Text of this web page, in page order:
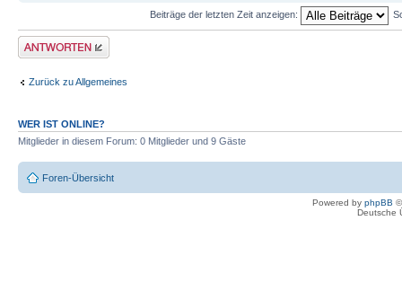
Beiträge der letzten Zeit anzeigen:
Antwort erstellen
Zurück zu Allgemeines
WER IST ONLINE?
Mitglieder in diesem Forum: 0 Mitglieder und 9 Gäste
Foren-Übersicht
Powered by phpBB
Deutsche